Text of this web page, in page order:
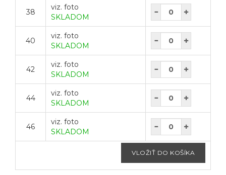
38
viz. foto
SKLADOM
40
viz. foto
SKLADOM
42
viz. foto
SKLADOM
44
viz. foto
SKLADOM
46
viz. foto
SKLADOM